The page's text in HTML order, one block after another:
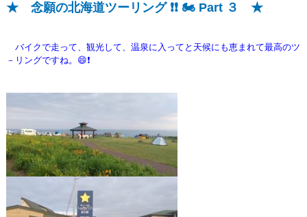
★ 念願の北海道ツーリング ❗❗ 🏍️ Part ３ ★
バイクで走って、観光して、温泉に入ってと天候にも恵まれて最高のツ
－リングですね。😄❗